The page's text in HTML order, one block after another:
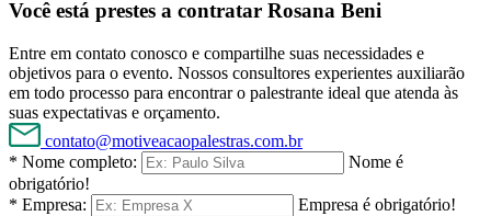
Você está prestes a contratar Rosana Beni
Entre em contato conosco e compartilhe suas necessidades e
objetivos para o evento. Nossos consultores experientes auxiliarão
em todo processo para encontrar o palestrante ideal que atenda às
suas expectativas e orçamento.
contato@motiveacaopalestras.com.br
* Nome completo:
Nome é
obrigatório!
* Empresa:
Empresa é obrigatório!